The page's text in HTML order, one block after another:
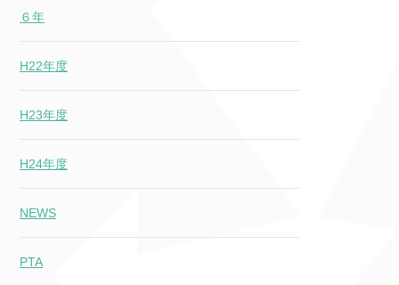
６年
H22年度
H23年度
H24年度
NEWS
PTA